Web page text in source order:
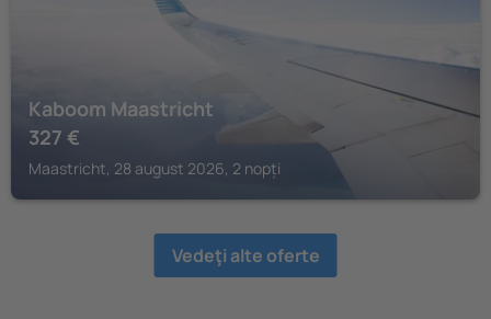
Kaboom Maastricht
327 €
Maastricht, 28 august 2026, 2 nopți
Vedeţi alte oferte